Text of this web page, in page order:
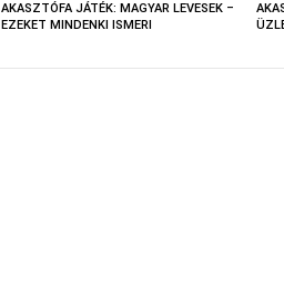
AKASZTÓFA JÁTÉK: MAGYAR LEVESEK –
EZEKET MINDENKI ISMERI